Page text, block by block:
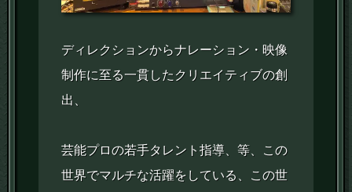
ディレクションからナレーション・映像
制作に至る一貫したクリエイティブの創
出、
芸能プロの若手タレント指導、等、この
世界でマルチな活躍をしている、この世